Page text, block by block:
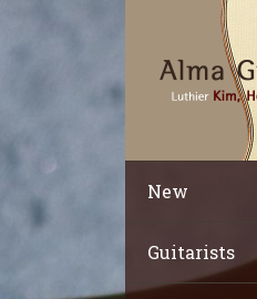
New
Guitarists